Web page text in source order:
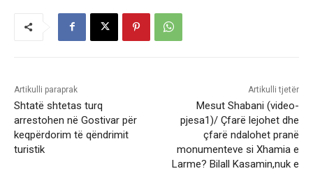
Artikulli paraprak
Shtatë shtetas turq
arrestohen në Gostivar për
keqpërdorim të qëndrimit
turistik
Artikulli tjetër
Mesut Shabani (video-
pjesa1)/ Çfarë lejohet dhe
çfarë ndalohet pranë
monumenteve si Xhamia e
Larme? Bilall Kasamin,nuk e